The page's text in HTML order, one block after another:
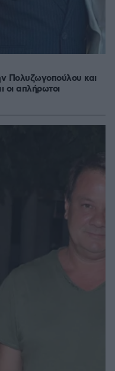
Πολυζωγοπούλου και
οι απλήρωτοι